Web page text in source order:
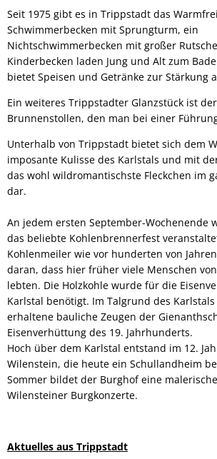
Seit 1975 gibt es in Trippstadt das
Schwimmerbecken mit Sprungturm, ein
Nichtschwimmerbecken mit großer
Kinderbecken laden Jung und Alt zum
bietet Speisen und Getränke zur Stärkung
Ein weiteres Trippstadter Glanzstück ist
Brunnenstollen, den man bei einer
Unterhalb von Trippstadt bietet sich dem
imposante Kulisse des Karlstals und mit
das wohl wildromantischste Fleckchen im
dar.
An jedem ersten September-Wochenende
das beliebte Kohlenbrennerfest
Kohlenmeiler wie vor hunderten von
daran, dass hier früher viele Menschen
lebten. Die Holzkohle wurde für die
Karlstal benötigt. Im Talgrund des
erhaltene bauliche Zeugen der
Eisenverhüttung des 19. Jahrhunderts.
Hoch über dem Karlstal entstand im 12.
Wilenstein, die heute ein Schullandheim
Sommer bildet der Burghof eine
Wilensteiner Burgkonzerte.
Aktuelles aus Trippstadt